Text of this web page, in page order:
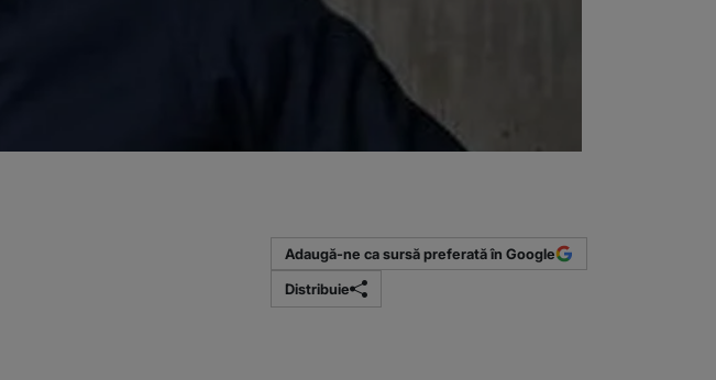
Adaugă-ne ca sursă preferată în Google
Distribuie